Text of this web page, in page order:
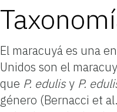
El maracuyá es una
Unidos son el
que P. edulis y P.
género (Bernacci et